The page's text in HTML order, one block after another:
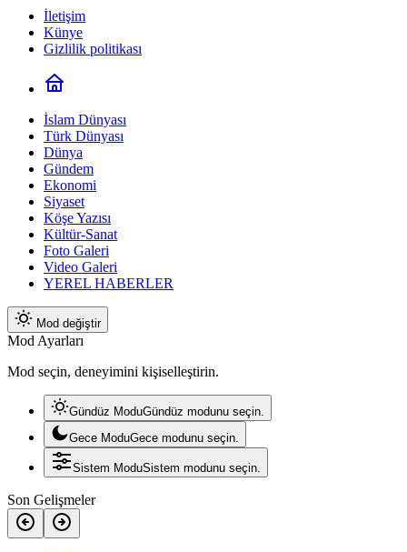
İletişim
Künye
Gizlilik politikası
İslam Dünyası
Türk Dünyası
Dünya
Gündem
Ekonomi
Siyaset
Köşe Yazısı
Kültür-Sanat
Foto Galeri
Video Galeri
YEREL HABERLER
Mod değiştir
Mod Ayarları
Mod seçin, deneyimini kişiselleştirin.
Gündüz ModuGündüz modunu seçin.
Gece ModuGece modunu seçin.
Sistem ModuSistem modunu seçin.
Son Gelişmeler